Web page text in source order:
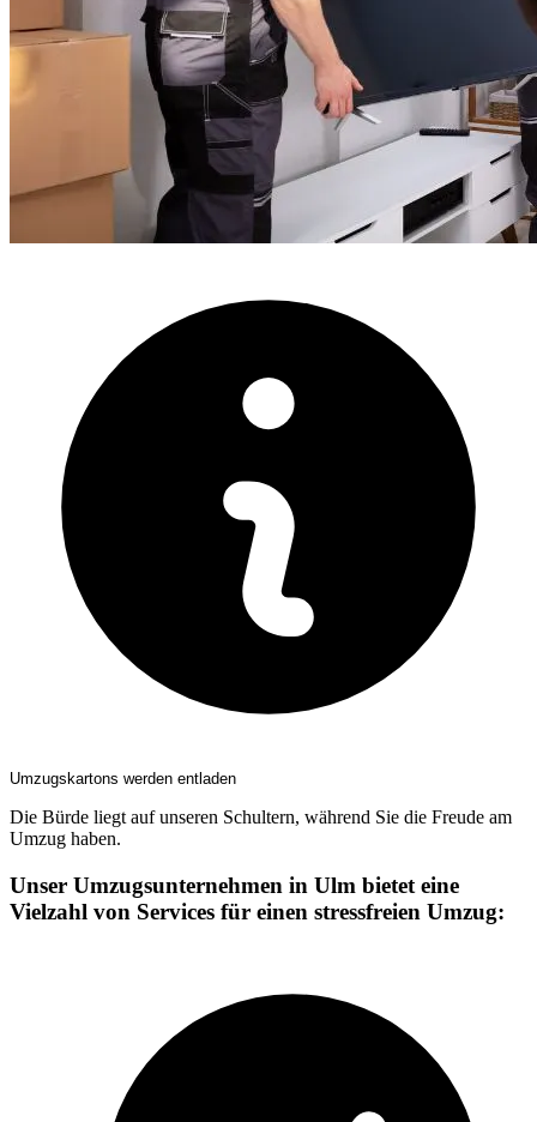
Umzugskartons werden entladen
Die Bürde liegt auf unseren Schultern, während Sie die Freude am
Umzug haben.
Unser Umzugsunternehmen in Ulm bietet eine
Vielzahl von Services für einen stressfreien Umzug: